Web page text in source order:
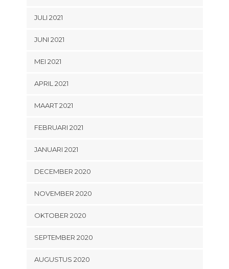
JULI 2021
JUNI 2021
MEI 2021
APRIL 2021
MAART 2021
FEBRUARI 2021
JANUARI 2021
DECEMBER 2020
NOVEMBER 2020
OKTOBER 2020
SEPTEMBER 2020
AUGUSTUS 2020